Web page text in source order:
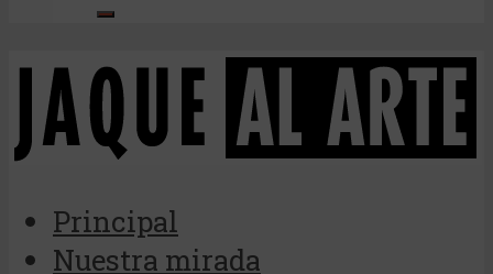
Principal
Nuestra mirada